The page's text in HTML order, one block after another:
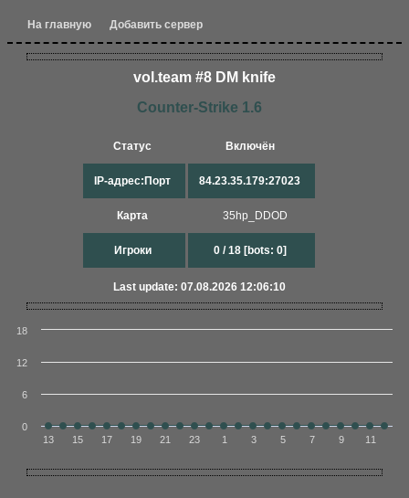
На главную Добавить сервер
vol.team #8 DM knife
Counter-Strike 1.6
Статус
IP-адрес:Порт
Карта
Игроки
Включён
84.23.35.179:27023
35hp_DDOD
0 / 18 [bots: 0]
Last update: 07.08.2026 12:06:10
13 15 17 19 21 23 1 3 5 7 9 11
0
6
12
18